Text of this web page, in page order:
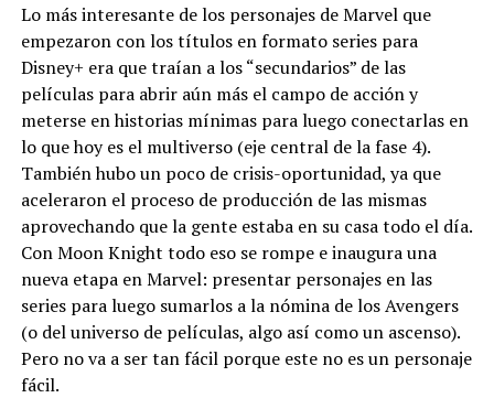
Lo más interesante de los personajes de Marvel que
empezaron con los títulos en formato series para
Disney+ era que traían a los “secundarios” de las
películas para abrir aún más el campo de acción y
meterse en historias mínimas para luego conectarlas en
lo que hoy es el multiverso (eje central de la fase 4).
También hubo un poco de crisis-oportunidad, ya que
aceleraron el proceso de producción de las mismas
aprovechando que la gente estaba en su casa todo el día.
Con Moon Knight todo eso se rompe e inaugura una
nueva etapa en Marvel: presentar personajes en las
series para luego sumarlos a la nómina de los Avengers
(o del universo de películas, algo así como un ascenso).
Pero no va a ser tan fácil porque este no es un personaje
fácil.